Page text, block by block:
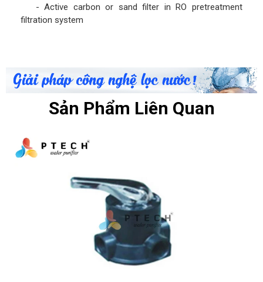
- Active carbon or sand filter in RO pretreatment
filtration system
Sản Phẩm Liên Quan